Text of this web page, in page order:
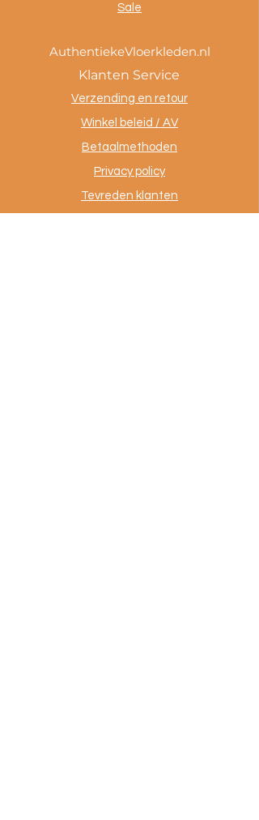
Sale
AuthentiekeVloerkleden.nl
Klanten Service
Verzending en retour
Winkel beleid / AV
Betaalmethoden
Privacy policy
Tevreden klanten